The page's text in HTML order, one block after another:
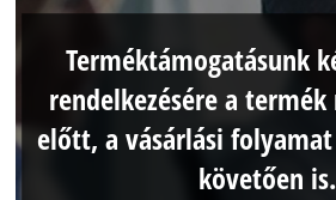
Terméktámogatásunk
rendelkezésére a termék
előtt, a vásárlási
követően is.